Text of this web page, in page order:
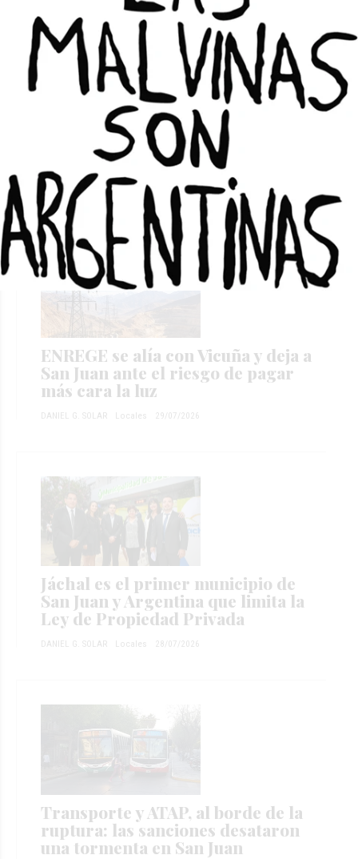
ATAP agradeció en un comunicado
que el Gobierno reconociera la
DANIEL G. SOLAR Locales 31/07/2026
ENREGE se alía con Vicuña y deja a
San Juan ante el riesgo de pagar
más cara la luz
DANIEL G. SOLAR Locales 29/07/2026
Jáchal es el primer municipio de
San Juan y Argentina que limita la
Ley de Propiedad Privada
DANIEL G. SOLAR Locales 28/07/2026
Transporte y ATAP, al borde de la
ruptura: las sanciones desataron
una tormenta en San Juan